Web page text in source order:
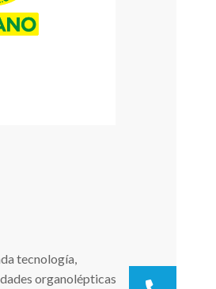
tecnología,
organolépticas